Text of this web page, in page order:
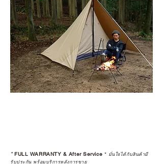
*FULL WARRANTY & After Service * มั่นใจได้กับสินค้ามี
รับประกัน พร้อมบริการหลังการขาย